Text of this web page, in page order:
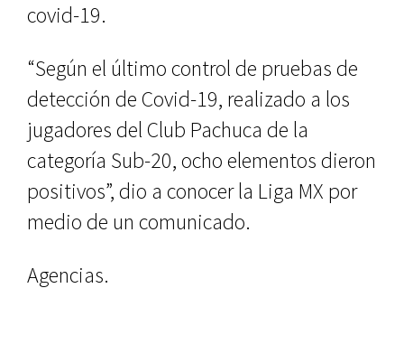
covid-19.
“Según el último control de pruebas de
detección de Covid-19, realizado a los
jugadores del Club Pachuca de la
categoría Sub-20, ocho elementos dieron
positivos”, dio a conocer la Liga MX por
medio de un comunicado.
Agencias.